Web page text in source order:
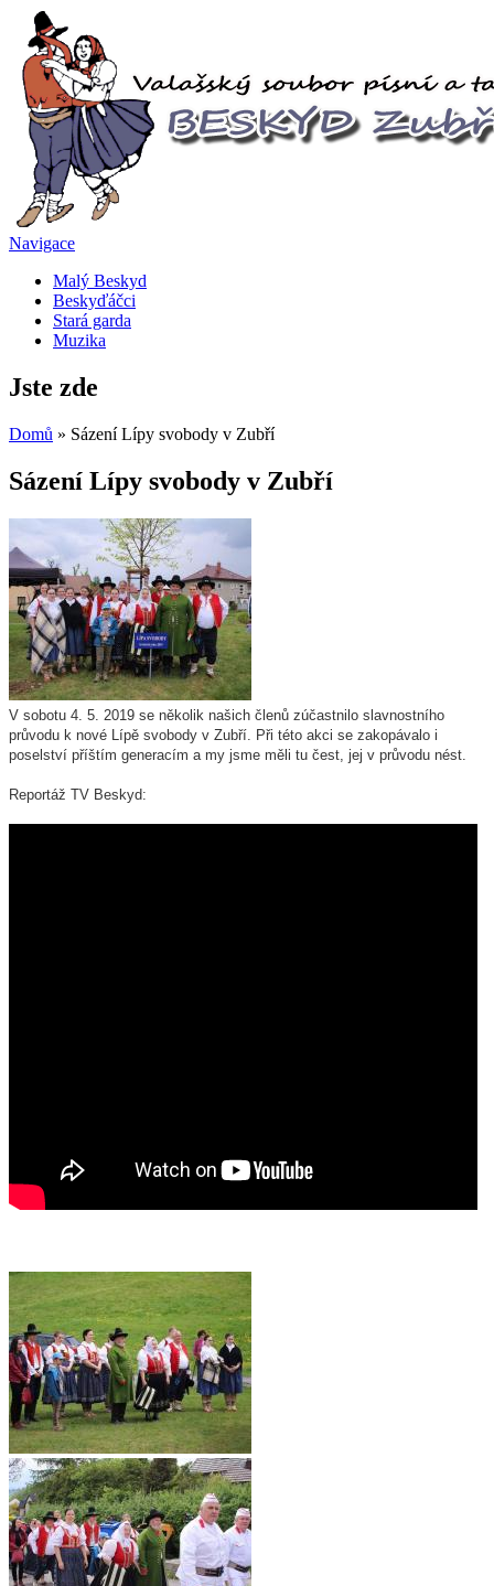
Navigace
Malý Beskyd
Beskyďáčci
Stará garda
Muzika
Jste zde
Domů » Sázení Lípy svobody v Zubří
Sázení Lípy svobody v Zubří
V sobotu 4. 5. 2019 se několik našich členů zúčastnilo slavnostního
průvodu k nové Lípě svobody v Zubří. Při této akci se zakopávalo i
poselství příštím generacím a my jsme měli tu čest, jej v průvodu nést.
Reportáž TV Beskyd: